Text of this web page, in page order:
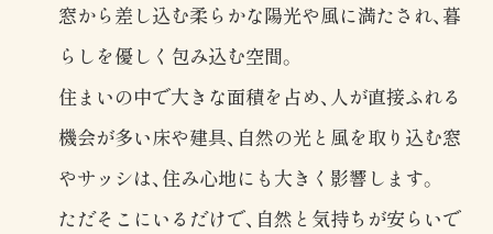
窓から差し込む柔らかな陽光や風に満たされ、暮
らしを優しく包み込む空間。
住まいの中で大きな面積を占め、人が直接ふれる
機会が多い床や建具、自然の光と風を取り込む窓
やサッシは、住み心地にも大きく影響します。
ただそこにいるだけで、自然と気持ちが安らいで